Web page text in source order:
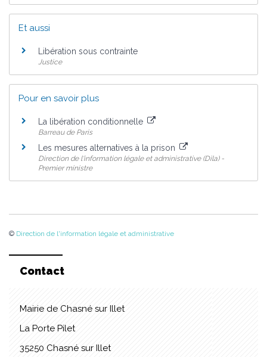
Et aussi
Libération sous contrainte
Justice
Pour en savoir plus
La libération conditionnelle
Barreau de Paris
Les mesures alternatives à la prison
Direction de l'information légale et administrative (Dila) -
Premier ministre
© Direction de l'information légale et administrative
Contact
Mairie de Chasné sur Illet
La Porte Pilet
35250 Chasné sur Illet